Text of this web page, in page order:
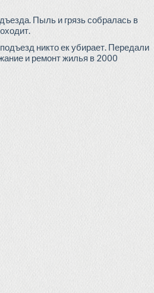
Пыль и грязь собралась в
никто ек убирает. Передали
и ремонт жилья в 2000